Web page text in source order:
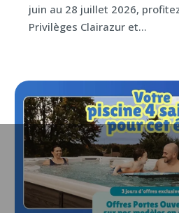
juin au 28 juillet 2026,
Privilèges Clairazur et...